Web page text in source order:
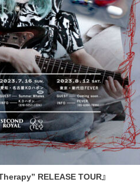
RELEASE TOUR』